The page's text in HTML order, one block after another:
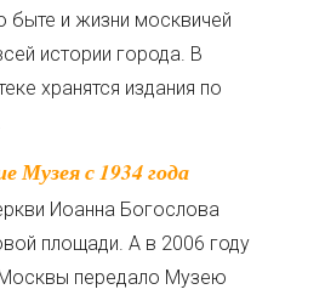
быте и жизни москвичей
истории города. В
хранятся издания по
Иоанна Богослова
площади. А в 2006 году
передало Музею